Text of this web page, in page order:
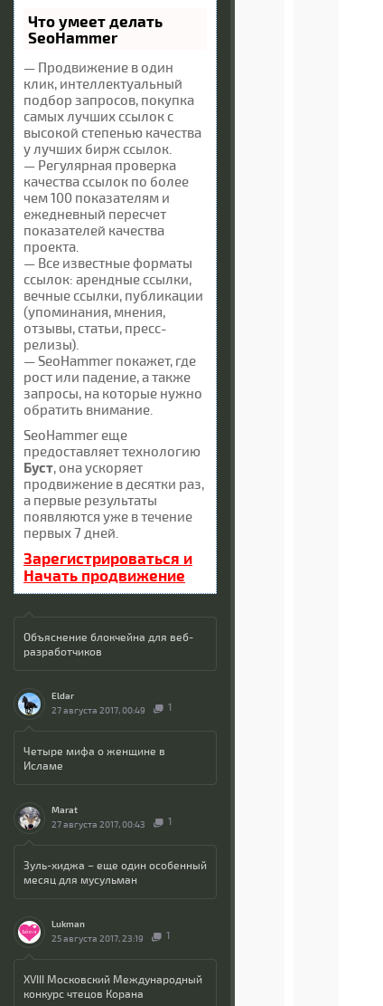
Что умеет делать
SeoHammer
— Продвижение в один
клик, интеллектуальный
подбор запросов, покупка
самых лучших ссылок с
высокой степенью качества
у лучших бирж ссылок.
— Регулярная проверка
качества ссылок по более
чем 100 показателям и
ежедневный пересчет
показателей качества
проекта.
— Все известные форматы
ссылок: арендные ссылки,
вечные ссылки, публикации
(упоминания, мнения,
отзывы, статьи, пресс-
релизы).
— SeoHammer покажет, где
рост или падение, а также
запросы, на которые нужно
обратить внимание.
SeoHammer еще
предоставляет технологию
Буст, она ускоряет
продвижение в десятки раз,
а первые результаты
появляются уже в течение
первых 7 дней.
Зарегистрироваться и
Начать продвижение
Объяснение блокчейна для веб-
разработчиков
Eldar
27 августа 2017, 00:49
1
Четыре мифа о женщине в
Исламе
Marat
27 августа 2017, 00:43
1
Зуль-хиджа – еще один особенный
месяц для мусульман
Lukman
25 августа 2017, 23:19
1
XVIII Московский Международный
конкурс чтецов Корана